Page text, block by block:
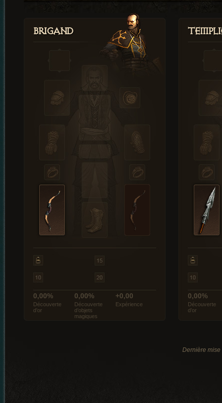
Brigand
0,00%
Découverte
d’or
0,00%
Découverte
d’objets
magiques
+0,00
Expérience
0,00%
Découverte
d’or
Dernière mise